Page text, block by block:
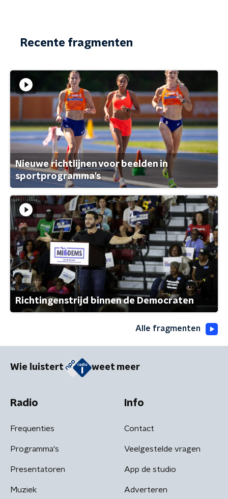
Recente fragmenten
Nieuwe richtlijnen voor beelden in
sportprogramma's
Richtingenstrijd binnen de Democraten
Alle fragmenten
Wie luistert weet meer
Radio
Frequenties
Programma's
Presentatoren
Muziek
Info
Contact
Veelgestelde vragen
App de studio
Adverteren